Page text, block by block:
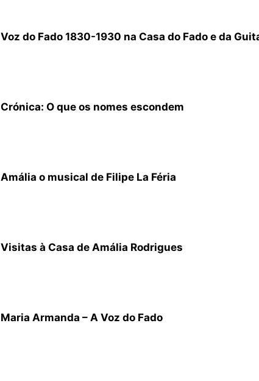
Voz do Fado 1830-1930 na Casa do Fado e da
Crónica: O que os nomes escondem
Amália o musical de Filipe La Féria
Visitas à Casa de Amália Rodrigues
Maria Armanda – A Voz do Fado